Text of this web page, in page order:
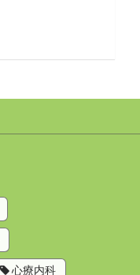
心療内科